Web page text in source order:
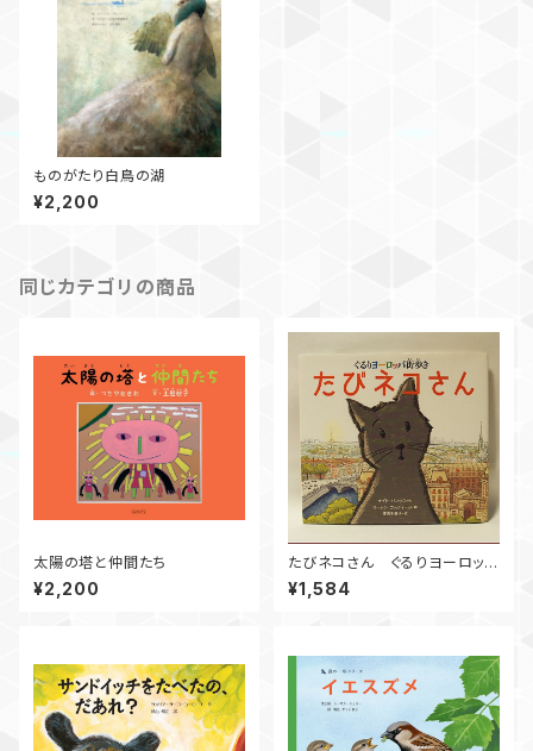
ものがたり白鳥の湖
¥2,200
同じカテゴリの商品
太陽の塔と仲間たち
¥2,200
たびネコさん ぐるりヨーロッパ
街歩き
¥1,584